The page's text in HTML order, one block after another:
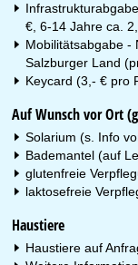
€, 6-14 Jahre ca.
Mobilitätsabgabe -
Salzburger Land
Keycard (3,- € pro
Auf Wunsch vor Ort
Solarium (s. Info
Bademantel (auf
glutenfreie
laktosefreie
Haustiere
Haustiere auf